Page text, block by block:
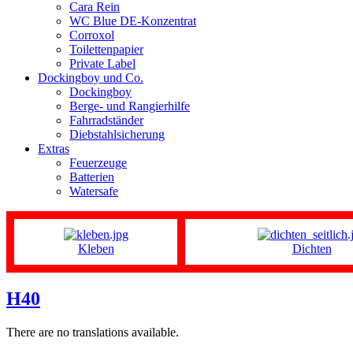
Cara Rein
WC Blue DE-Konzentrat
Corroxol
Toilettenpapier
Private Label
Dockingboy und Co.
Dockingboy
Berge- und Rangierhilfe
Fahrradständer
Diebstahlsicherung
Extras
Feuerzeuge
Batterien
Watersafe
Kleben Dichten
H40
There are no translations available.